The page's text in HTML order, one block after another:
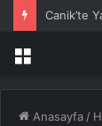
Menü
Anasayfa /